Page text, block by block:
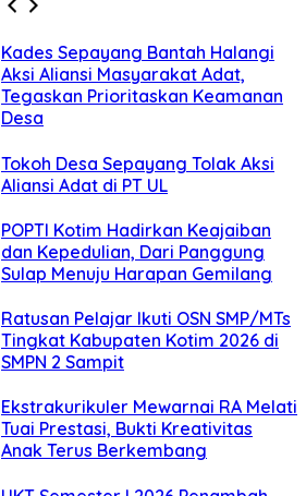
Kades Sepayang Bantah Halangi
Aksi Aliansi Masyarakat Adat,
Tegaskan Prioritaskan Keamanan
Desa
Tokoh Desa Sepayang Tolak Aksi
Aliansi Adat di PT UL
POPTI Kotim Hadirkan Keajaiban
dan Kepedulian, Dari Panggung
Sulap Menuju Harapan Gemilang
Ratusan Pelajar Ikuti OSN SMP/MTs
Tingkat Kabupaten Kotim 2026 di
SMPN 2 Sampit
Ekstrakurikuler Mewarnai RA Melati
Tuai Prestasi, Bukti Kreativitas
Anak Terus Berkembang